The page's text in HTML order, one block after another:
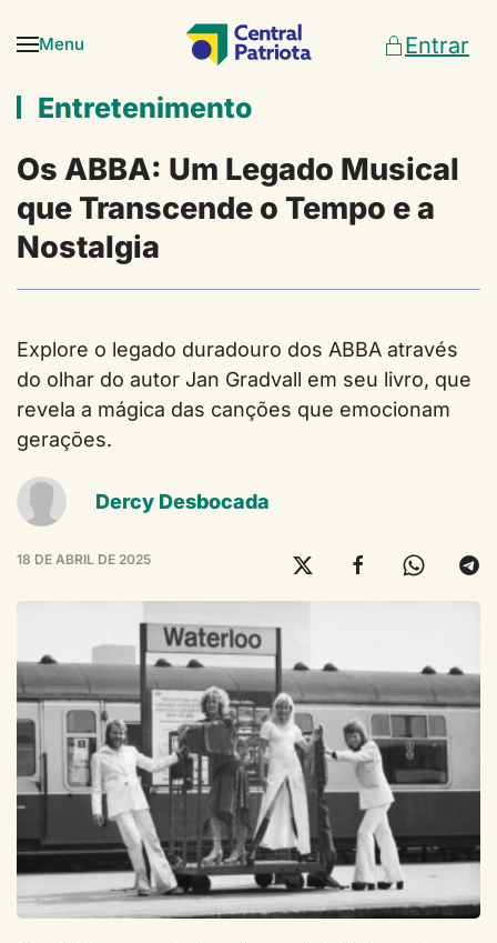
Skip to main content
Menu Entrar
Entretenimento
Os ABBA: Um Legado Musical
que Transcende o Tempo e a
Nostalgia
Explore o legado duradouro dos ABBA através
do olhar do autor Jan Gradvall em seu livro, que
revela a mágica das canções que emocionam
gerações.
Dercy Desbocada
18 DE ABRIL DE 2025